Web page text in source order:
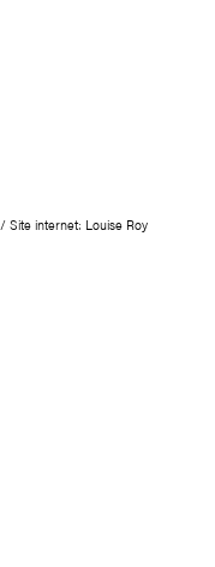
Site internet: Louise Roy